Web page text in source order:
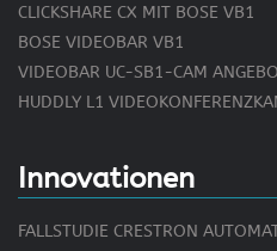
Innovationen
CLICKSHARE CX MIT BOSE VB1
BOSE VIDEOBAR VB1
VIDEOBAR UC-SB1-CAM
HUDDLY L1
FALLSTUDIE CRESTRON